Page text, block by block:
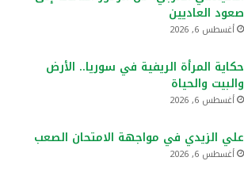
صعود العاديين
أغسطس 6, 2026
حكاية المرأة الريفية في سوريا.. الأرض
والبيت والحياة
أغسطس 6, 2026
علي الزيدي في مواجهة الامتحان الصعب
أغسطس 6, 2026